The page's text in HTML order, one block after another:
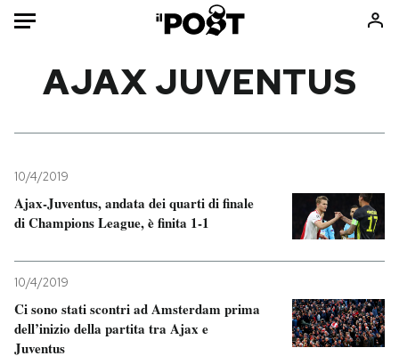
Mondo
Politica
Tecnologia
Scienza
Cultura
Economia
Sport
Consumismi
Europa
AJAX JUVENTUS
10/4/2019
Ajax-Juventus, andata dei quarti di finale
di Champions League, è finita 1-1
10/4/2019
Ci sono stati scontri ad Amsterdam prima
dell’inizio della partita tra Ajax e
Juventus